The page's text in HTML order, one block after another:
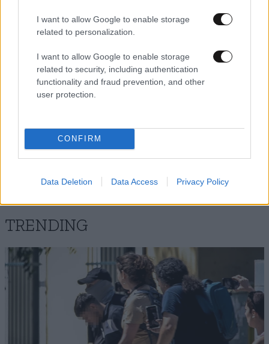
I want to allow Google to enable storage
related to personalization.
I want to allow Google to enable storage
related to security, including authentication
functionality and fraud prevention, and other
user protection.
CONFIRM
Data Deletion Data Access Privacy Policy
Και μετα είμαστε ρατσιστες... όλες οι ασθένεις απο
εκεί έρχονται...
Απαντήστε
Ειδες τι κουβαλούν οι λαθρομετανάστες ;
TRENDING